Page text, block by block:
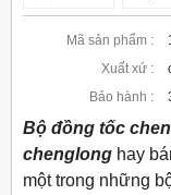
Mã sản phẩm :
Xuất xứ :
Bảo hành :
Bộ đồng tốc
chenglong hay
một trong những